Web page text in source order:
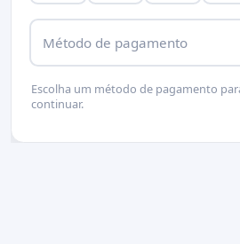
Método de pagamento
Escolha um método de pagamento
continuar.